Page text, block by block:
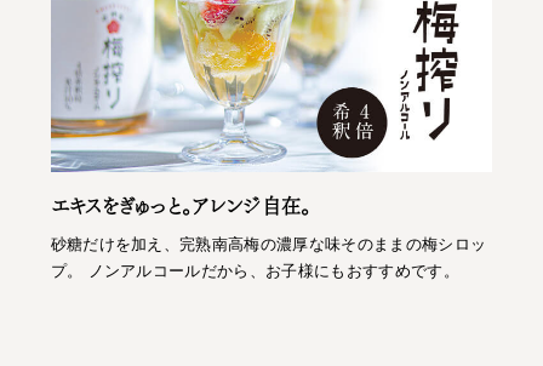
エキスをぎゅっと。アレンジ自在。
砂糖だけを加え、完熟南高梅の濃厚な味そのままの梅シロッ
プ。 ノンアルコールだから、お子様にもおすすめです。